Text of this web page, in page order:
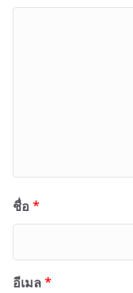
ชื่อ *
อีเมล *